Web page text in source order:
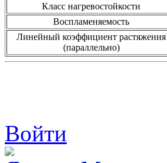
Класс нагревостойкости
Воспламеняемость
Линейный коэффициент растяжения
(параллельно)
Войти